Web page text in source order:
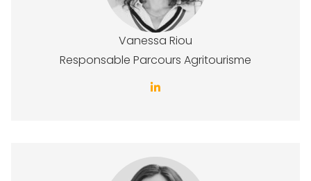
Vanessa Riou
Responsable Parcours Agritourisme